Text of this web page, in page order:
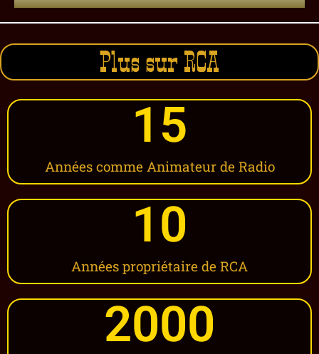
Plus sur RCA
Années comme Animateur de Radio
15
Années propriétaire de RCA
10
2000